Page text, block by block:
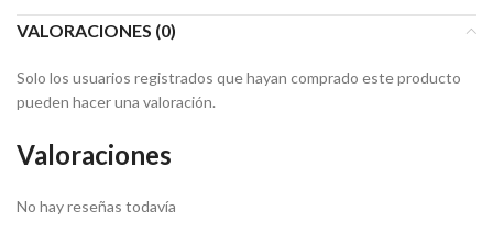
VALORACIONES (0)
Valoraciones
No hay reseñas todavía
Solo los usuarios registrados que hayan comprado este producto
pueden hacer una valoración.